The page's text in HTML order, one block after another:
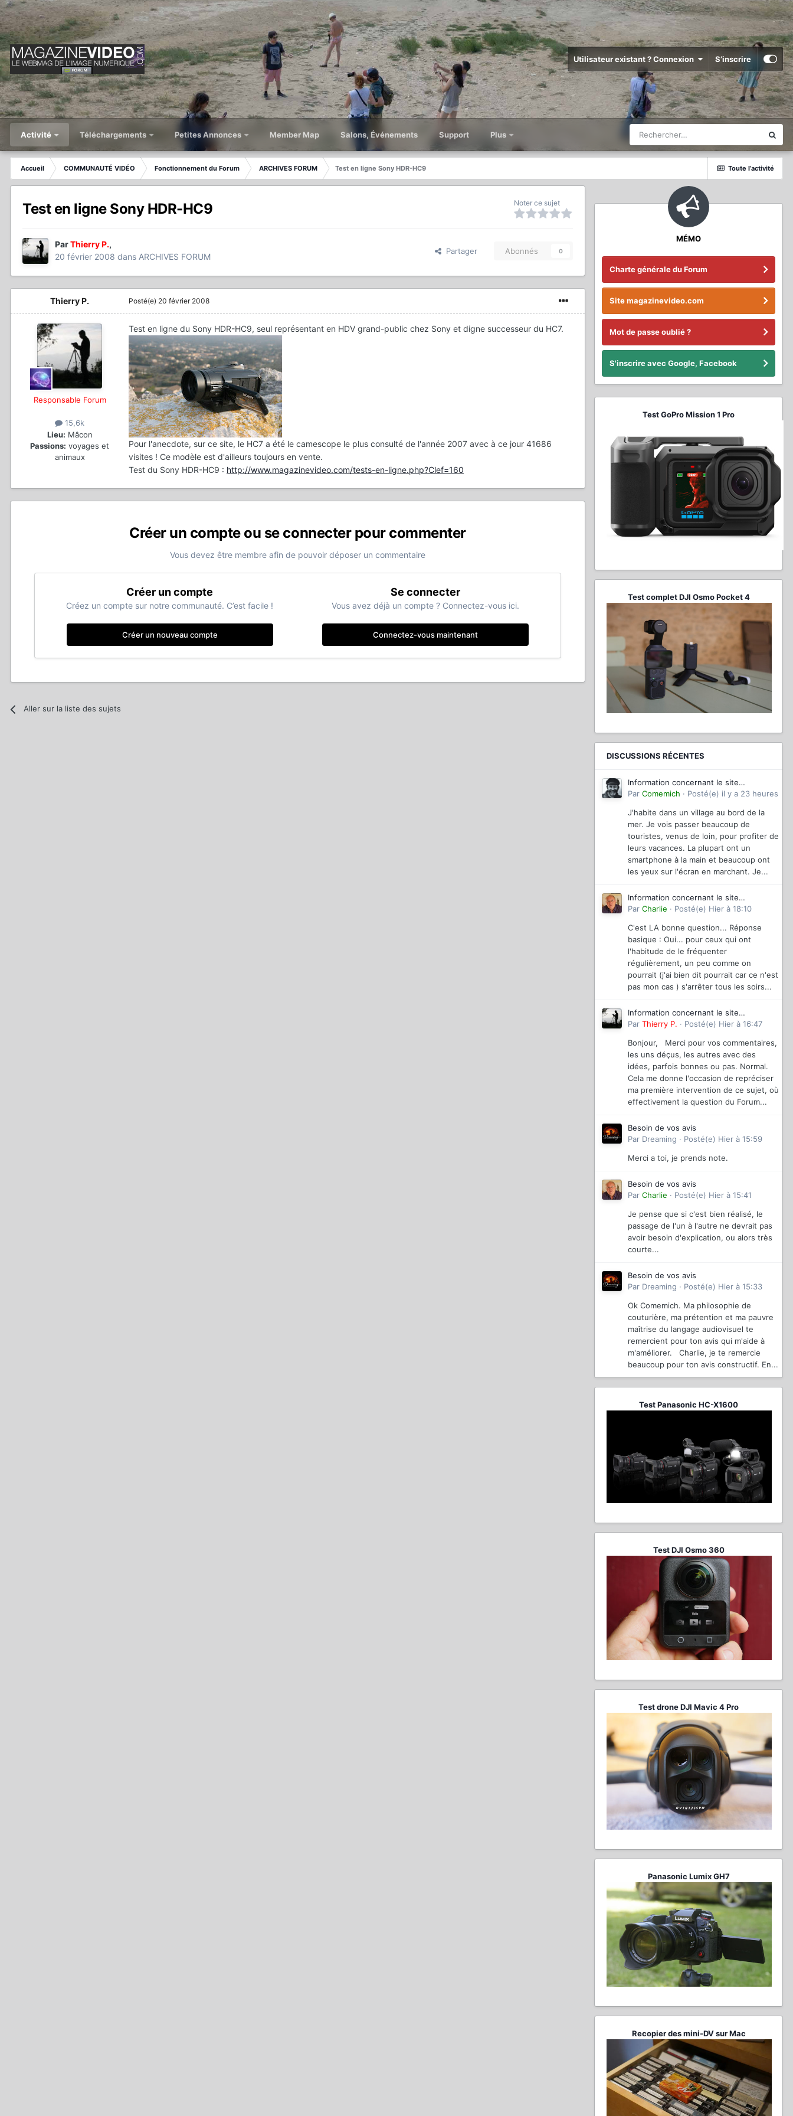
Utilisateur existant ? Connexion S’inscrire
Activité Téléchargements Petites Annonces Member Map Salons, Événements Support Plus
Toute l’activité
Accueil COMMUNAUTÉ VIDÉO Fonctionnement du Forum ARCHIVES FORUM Test en ligne Sony HDR-HC9
Test en ligne Sony HDR-HC9 Noter ce sujet
ParThierry P.,
20 février 2008 dans ARCHIVES FORUM
Partager Abonnés 0
Thierry P.
Responsable Forum
15,6k
Lieu: Mâcon
Passions: voyages et
animaux
Posté(e) 20 février 2008
Test en ligne du Sony HDR-HC9, seul représentant en HDV grand-public chez Sony et digne successeur du HC7.
Pour l'anecdote, sur ce site, le HC7 a été le camescope le plus consulté de l'année 2007 avec à ce jour 41686
visites ! Ce modèle est d'ailleurs toujours en vente.
Test du Sony HDR-HC9 : http://www.magazinevideo.com/tests-en-ligne.php?Clef=160
Créer un compte ou se connecter pour commenter
Vous devez être membre afin de pouvoir déposer un commentaire
Créer un compte
Créez un compte sur notre communauté. C’est facile !
Créer un nouveau compte
Se connecter
Vous avez déjà un compte ? Connectez-vous ici.
Connectez-vous maintenant
Aller sur la liste des sujets
MÉMO
Charte générale du Forum
Site magazinevideo.com
Mot de passe oublié ?
S'inscrire avec Google, Facebook
Test GoPro Mission 1 Pro
Test complet DJI Osmo Pocket 4
DISCUSSIONS RÉCENTES
Information concernant le site
magazinevideo
Par Comemich · Posté(e) il y a 23 heures
J'habite dans un village au bord de la
mer. Je vois passer beaucoup de
touristes, venus de loin, pour profiter de
leurs vacances. La plupart ont un
smartphone à la main et beaucoup ont
les yeux sur l'écran en marchant. Je...
Information concernant le site
magazinevideo
Par Charlie · Posté(e) Hier à 18:10
C'est LA bonne question... Réponse
basique : Oui... pour ceux qui ont
l'habitude de le fréquenter
régulièrement, un peu comme on
pourrait (j'ai bien dit pourrait car ce n'est
pas mon cas ) s'arrêter tous les soirs...
Information concernant le site
magazinevideo
Par Thierry P. · Posté(e) Hier à 16:47
Bonjour, Merci pour vos commentaires,
les uns déçus, les autres avec des
idées, parfois bonnes ou pas. Normal.
Cela me donne l'occasion de repréciser
ma première intervention de ce sujet, où
effectivement la question du Forum...
Besoin de vos avis
Par Dreaming · Posté(e) Hier à 15:59
Merci a toi, je prends note.
Besoin de vos avis
Par Charlie · Posté(e) Hier à 15:41
Je pense que si c'est bien réalisé, le
passage de l'un à l'autre ne devrait pas
avoir besoin d'explication, ou alors très
courte...
Besoin de vos avis
Par Dreaming · Posté(e) Hier à 15:33
Ok Comemich. Ma philosophie de
couturière, ma prétention et ma pauvre
maîtrise du langage audiovisuel te
remercient pour ton avis qui m'aide à
m'améliorer. Charlie, je te remercie
beaucoup pour ton avis constructif. En...
Test Panasonic HC-X1600
Test DJI Osmo 360
Test drone DJI Mavic 4 Pro
Panasonic Lumix GH7
Recopier des mini-DV sur Mac